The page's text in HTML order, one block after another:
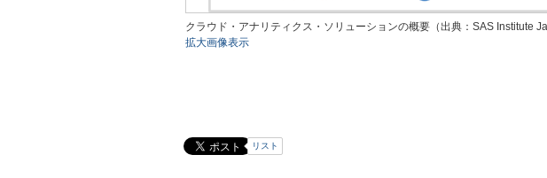
クラウド・アナリティクス・ソリューションの概要（出典：SAS Institute
拡大画像表示
リスト